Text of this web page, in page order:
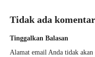
Tidak ada komentar
Tinggalkan Balasan
Alamat email Anda tidak